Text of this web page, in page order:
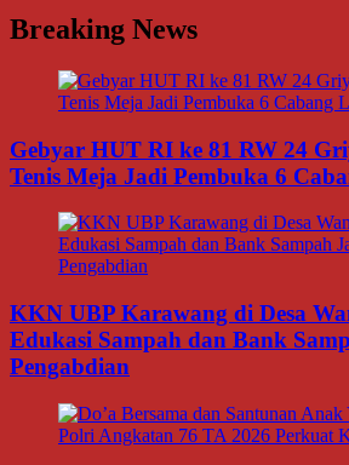
mode
Breaking News
Gebyar HUT RI ke 81 RW 24
Tenis Meja Jadi Pembuka 6
KKN UBP Karawang di Desa
Edukasi Sampah dan Bank
Pengabdian